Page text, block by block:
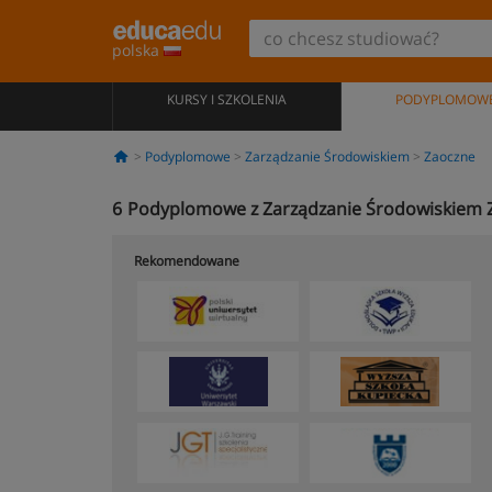
polska
KURSY I SZKOLENIA
Podyplomowe Zarządzanie Środowiskiem Zaoczne
6 Podyplomowe z Zarządzanie Środowiskiem
Rekomendowane